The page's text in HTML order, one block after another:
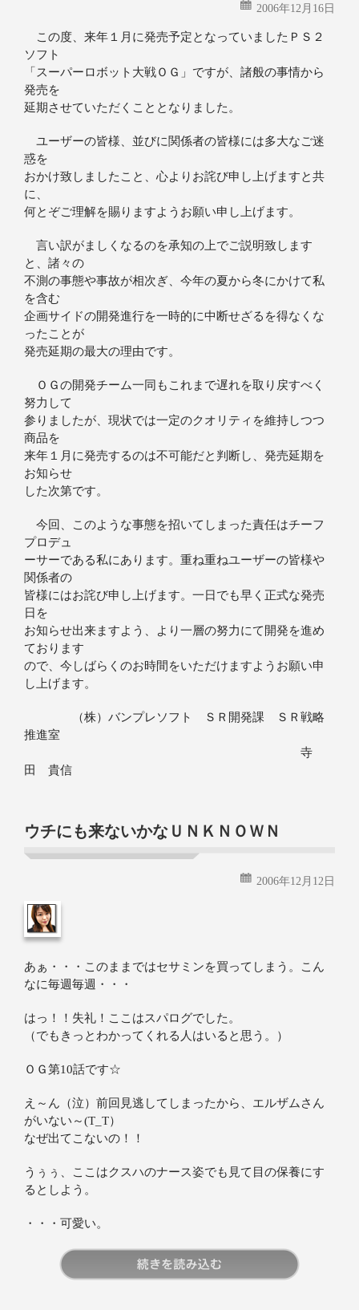
2006年12月16日
この度、来年１月に発売予定となっていましたＰＳ２
ソフト
「スーパーロボット大戦ＯＧ」ですが、諸般の事情から
発売を
延期させていただくこととなりました。
ユーザーの皆様、並びに関係者の皆様には多大なご迷
惑を
おかけ致しましたこと、心よりお詫び申し上げますと共
に、
何とぞご理解を賜りますようお願い申し上げます。
言い訳がましくなるのを承知の上でご説明致します
と、諸々の
不測の事態や事故が相次ぎ、今年の夏から冬にかけて私
を含む
企画サイドの開発進行を一時的に中断せざるを得なくな
ったことが
発売延期の最大の理由です。
ＯＧの開発チーム一同もこれまで遅れを取り戻すべく
努力して
参りましたが、現状では一定のクオリティを維持しつつ
商品を
来年１月に発売するのは不可能だと判断し、発売延期を
お知らせ
した次第です。
今回、このような事態を招いてしまった責任はチーフ
プロデュ
ーサーである私にあります。重ね重ねユーザーの皆様や
関係者の
皆様にはお詫び申し上げます。一日でも早く正式な発売
日を
お知らせ出来ますよう、より一層の努力にて開発を進め
ております
ので、今しばらくのお時間をいただけますようお願い申
し上げます。
（株）バンプレソフト ＳＲ開発課 ＳＲ戦略
推進室
寺
田 貴信
ウチにも来ないかなＵＮＫＮＯＷＮ
2006年12月12日
あぁ・・・このままではセサミンを買ってしまう。こん
なに毎週毎週・・・
はっ！！失礼！ここはスパログでした。
（でもきっとわかってくれる人はいると思う。）
ＯＧ第10話です☆
え～ん（泣）前回見逃してしまったから、エルザムさん
がいない～(T_T）
なぜ出てこないの！！
うぅぅ、ここはクスハのナース姿でも見て目の保養にす
るとしよう。
・・・可愛い。